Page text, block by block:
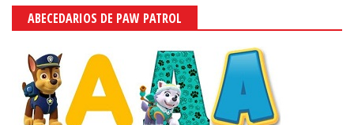
ABECEDARIOS DE PAW PATROL